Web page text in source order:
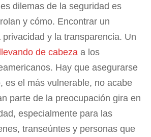
dilemas de la seguridad es
y cómo. Encontrar un
y la transparencia. Un
llevando de cabeza a los
Hay que asegurarse
es el más vulnerable, no acabe
parte de la preocupación gira en
especialmente para las
transeúntes y personas que